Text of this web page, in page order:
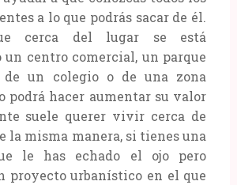
a lo que podrás sacar de él.
cerca del lugar se está
un centro comercial, un parque
de un colegio o de una zona
podrá hacer aumentar su valor
suele querer vivir cerca de
la misma manera, si tienes una
le has echado el ojo pero
proyecto urbanístico en el que